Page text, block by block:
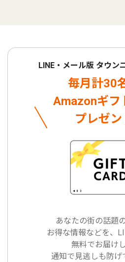
LINE・メール版 タウン
毎月計30
Amazonギフ
プレゼン
あなたの街の話題
お得な情報などを、
無料でお届けし
通知で見逃しも防げ